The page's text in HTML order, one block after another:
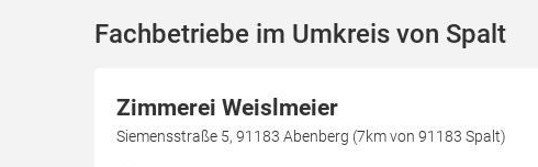
Fachbetriebe im Umkreis von Spalt
Zimmerei Weislmeier
Siemensstraße 5, 91183 Abenberg (7km von 91183 Spalt)